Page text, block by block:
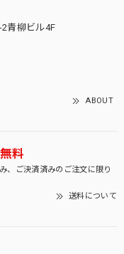
青柳ビル4F
ABOUT
料
ご決済済みのご注文に限り
送料について